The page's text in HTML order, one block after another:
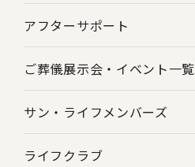
アフターサポート
ご葬儀展示会・ イベント一覧
サン・ライフメンバーズ
ライフクラブ